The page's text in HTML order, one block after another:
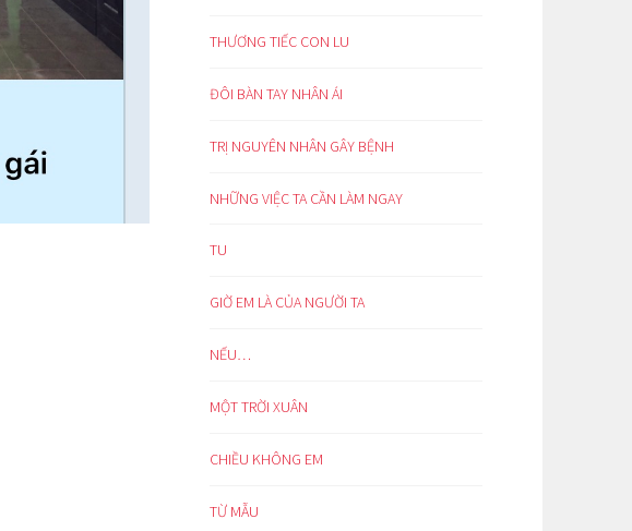
THƯƠNG TIẾC CON LU
ĐÔI BÀN TAY NHÂN ÁI
TRỊ NGUYÊN NHÂN GÂY BỆNH
NHỮNG VIỆC TA CẦN LÀM NGAY
TU
GIỜ EM LÀ CỦA NGƯỜI TA
NẾU…
MỘT TRỜI XUÂN
CHIỀU KHÔNG EM
TỪ MẪU